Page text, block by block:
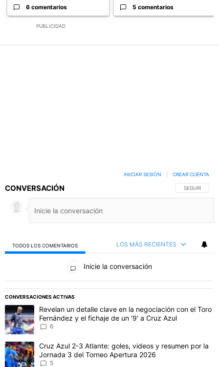
PUBLICIDAD
6 comentarios 5 comentarios
CONVERSACIÓN SIGA ESTA
SEGUIR
INICIAR SESIÓN CREAR CUENTA
TODOS LOS COMENTARIOS LOS MÁS RECIENTES
Todos los comentarios
Inicie la conversación
CONVERSACIONES ACTIVAS
Este listado muestra los artículos con más comentarios en los
Un artículo de tendencia con el título "Revelan un detalle clave
Revelan un detalle clave en la negociación con el Toro
Fernández y el fichaje de un '9' a Cruz Azul